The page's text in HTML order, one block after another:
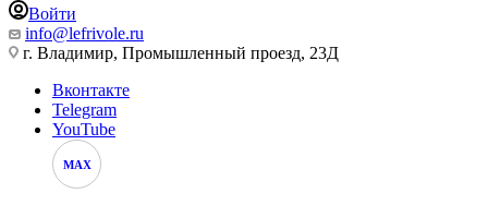
Войти
info@lefrivole.ru
г. Владимир, Промышленный проезд, 23Д
Вконтакте
Telegram
YouTube
MAX